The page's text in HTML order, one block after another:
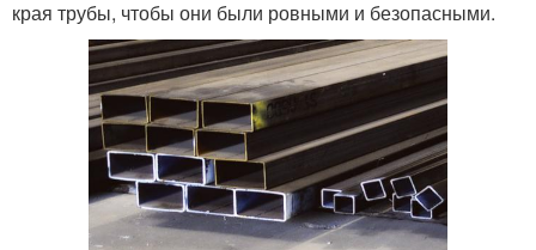
края трубы, чтобы они были ровными и безопасными.